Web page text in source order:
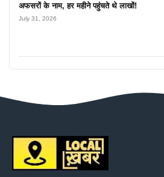
अफसरों के नाम, हर महीने पहुंचते थे लाखों!
July 31, 2026